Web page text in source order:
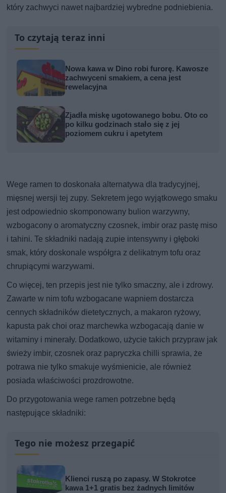
który zachwyci nawet najbardziej wybredne podniebienia.
To czytają teraz inni
Nowa kawa w Dino robi furorę. Kawosze
zachwyceni smakiem, a cena jest
rewelacyjna
Zjadła miskę ugotowanego bobu. Oto co
po kilku godzinach stało się z jej
poziomem cukru i apetytem
Wege ramen to doskonała alternatywa dla tradycyjnej,
mięsnej wersji tej zupy. Sekretem jego wyjątkowego smaku
jest odpowiednio skomponowany bulion warzywny,
wzbogacony o aromatyczny czosnek, imbir oraz pastę miso
i tahini. Te składniki nadają zupie intensywny i głęboki
smak, który doskonale współgra z delikatnym tofu oraz
chrupiącymi warzywami.
Co więcej, ten przepis jest nie tylko smaczny, ale i zdrowy.
Zawarte w nim tofu wzbogacane wapniem dostarcza
cennych składników dietetycznych, a makaron ryżowy,
kapusta pak choi oraz marchewka wzbogacają danie w
witaminy i minerały. Dodatkowo, użycie takich przypraw jak
świeży imbir, czosnek oraz papryczka chilli sprawia, że
potrawa nie tylko smakuje wyśmienicie, ale również
posiada właściwości prozdrowotne.
Do przygotowania wege ramen potrzebne będą
następujące składniki:
Tego nie możesz przegapić
Klienci ruszą po zapasy. W Stokrotce
kawa 1+1 gratis bez żadnych limitów